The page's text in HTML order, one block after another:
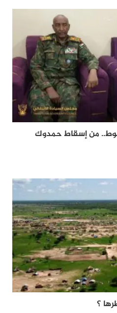
من إسقاط حمدوك
؟